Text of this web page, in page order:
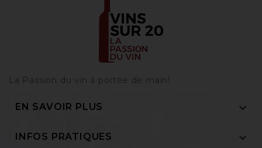
La Passion du vin à portée de main‎!
EN SAVOIR PLUS 
INFOS PRATIQUES 